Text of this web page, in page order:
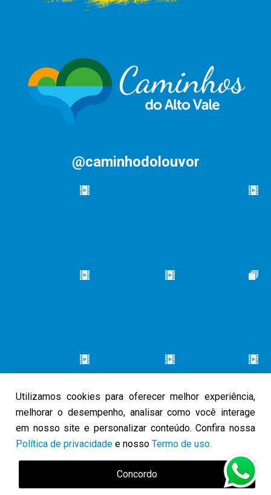
Utilizamos cookies para oferecer melhor experiência,
melhorar o desempenho, analisar como você interage
em nosso site e personalizar conteúdo. Confira nossa
Política de privacidade e nosso Termo de uso.
Concordo
@caminhodolouvor
© 2026 Caminho do Louvor. Todos os direitos reservados.Política
Termo de Uso